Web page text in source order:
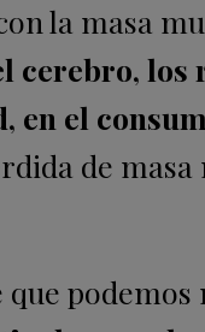
la masa
cerebro,
el
de